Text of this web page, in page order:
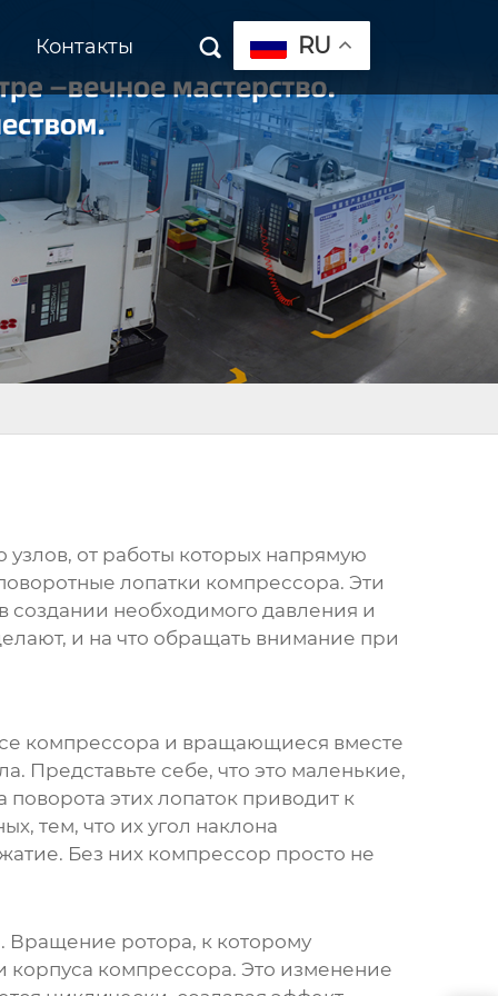
Контакты  RU
от работы которых напрямую
лопатки компрессора. Эти
создании необходимого давления и
и на что обращать внимание при
компрессора и вращающиеся вместе
Представьте себе, что это маленькие,
этих лопаток приводит к
тем, что их угол наклона
Без них компрессор просто не
ротора, к которому
компрессора. Это изменение